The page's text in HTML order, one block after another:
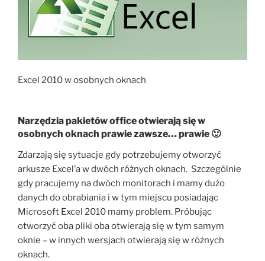
Excel 2010 w osobnych oknach
Narzędzia pakietów office otwierają się w
osobnych oknach prawie zawsze… prawie 🙂
Zdarzają się sytuacje gdy potrzebujemy otworzyć
arkusze Excel’a w dwóch różnych oknach. Szczególnie
gdy pracujemy na dwóch monitorach i mamy dużo
danych do obrabiania i w tym miejscu posiadając
Microsoft Excel 2010 mamy problem. Próbując
otworzyć oba pliki oba otwierają się w tym samym
oknie – w innych wersjach otwierają się w różnych
oknach.